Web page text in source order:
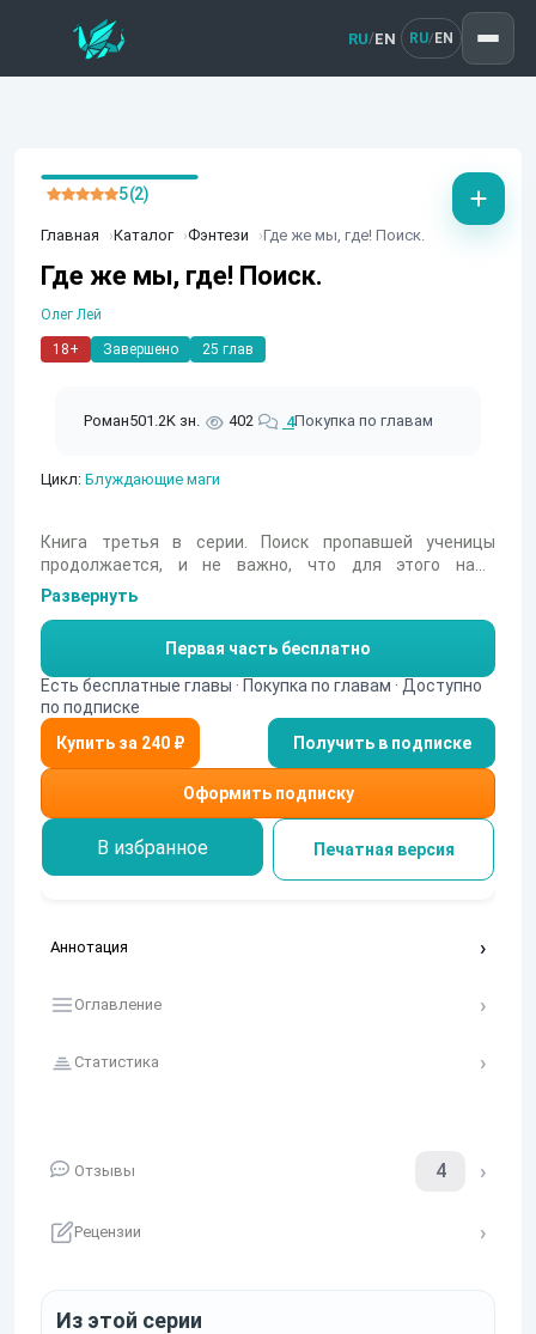
RU/EN RU/ EN
Главная Каталог Фэнтези Где же мы, где! Поиск.
Где же мы, где! Поиск.
Олег Лей
18+ Завершено 25 глав
Роман501.2K зн. 402 4Покупка по главам
Цикл: Блуждающие маги
5 (2)
Книга третья в серии. Поиск пропавшей ученицы
продолжается, и не важно, что для этого надо
пробежаться по десяткам миров.
Развернуть
Первая часть бесплатно
Есть бесплатные главы · Покупка по главам · Доступно
по подписке
Получить в подписке
Оформить подписку
В избранное Печатная версия
Аннотация
Оглавление
Статистика
Отзывы 4
Рецензии
Из этой серии